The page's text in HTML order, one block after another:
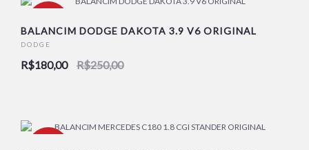
BALANCIM DODGE DAKOTA 3.9 V6 ORIGINAL
DODGE
R$180,00 R$250,00